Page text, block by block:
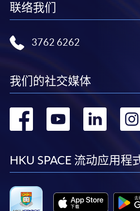
联络我们
3762 6262
我们的社交媒体
转
facebook
转 转
HKU SPACE 流动应用程